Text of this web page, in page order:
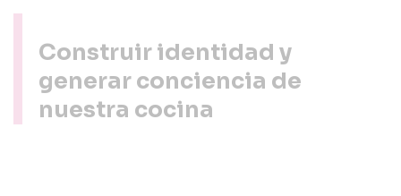
Construir identidad y
generar conciencia de
nuestra cocina